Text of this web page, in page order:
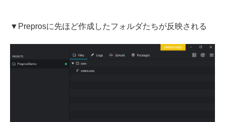
▼Preprosに先ほど作成したフォルダたちが反映される